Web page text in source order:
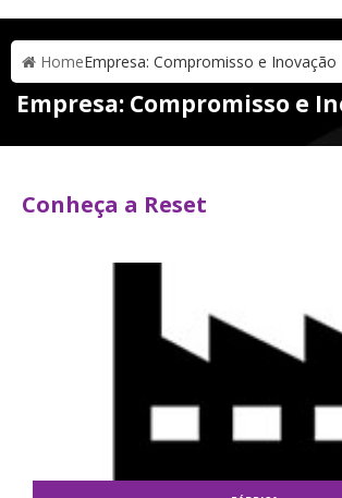
HomeEmpresa: Compromisso e Inovação
Empresa: Compromisso e
Conheça a Reset